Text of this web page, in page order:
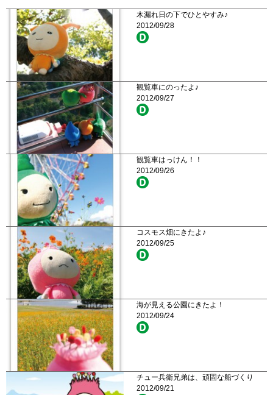
木漏れ日の下でひとやすみ♪
2012/09/28
観覧車にのったよ♪
2012/09/27
観覧車はっけん！！
2012/09/26
コスモス畑にきたよ♪
2012/09/25
海が見える公園にきたよ！
2012/09/24
チュー兵衛兄弟は、頑固な船づくり
2012/09/21